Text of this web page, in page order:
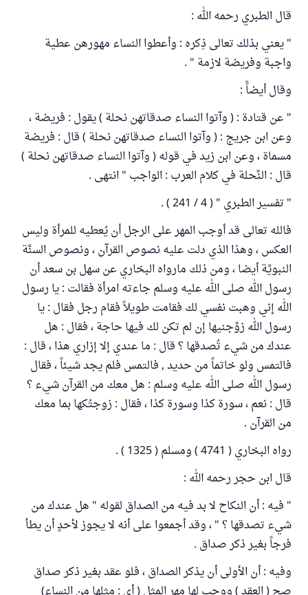
قال الطبري رحمه الله :
" يعني بذلك تعالى ذِكره : وأعطوا النساء مهورهن عطية
واجبة وفريضة لازمة " .
وقال أيضاًَ :
" عن قتادة : ( وآتوا النساء صدقاتهن نحلة ) يقول : فريضة ،
وعن ابن جريج : ( وآتوا النساء صدقاتهن نحلة ) قال : فريضة
مسماة ، وعن ابن زيد في قوله ( وآتوا النساء صدقاتهن نحلة )
قال : النِّحلة في كلام العرب : الواجب " انتهى .
" تفسير الطبري " ( 4 / 241 ) .
فالله تعالى قد أوجب المهر على الرجل أن يُعطيه للمرأة وليس
العكس ، وهذا الذي دلت عليه نصوص القرآن ، ونصوص السنَّة
النبويَّة أيضا ، ومن ذلك مارواه البخاري عن سهل بن سعد أن
رسول الله صلى الله عليه وسلم جاءته امرأة فقالت : يا رسول
الله إني وهبت نفسي لك فقامت طويلاً فقام رجل فقال : يا
رسول الله زوِّجنيها إن لم تكن لك فيها حاجة ، فقال : هل
عندك من شيء تُصدقها ؟ قال : ما عندي إلا إزاري هذا ، قال :
فالتمس ولو خاتماً من حديد , فالتمس فلم يجد شيئاً ، فقال
رسول الله صلى الله عليه وسلم : هل معك من القرآن شيء ؟
قال : نعم ، سورة كذا وسورة كذا ، فقال : زوجتُكها بما معك
من القرآن .
رواه البخاري ( 4741 ) ومسلم ( 1325 ) .
قال ابن حجر رحمه الله :
" فيه : أن النكاح لا بد فيه من الصداق لقوله " هل عندك من
شيء تصدقها ؟ " ، وقد أجمعوا على أنه لا يجوز لأحدٍ أن يطأ
فرجاً بغير ذكر صداق .
وفيه : أن الأولى أن يذكر الصداق ، فلو عقد بغير ذكر صداق